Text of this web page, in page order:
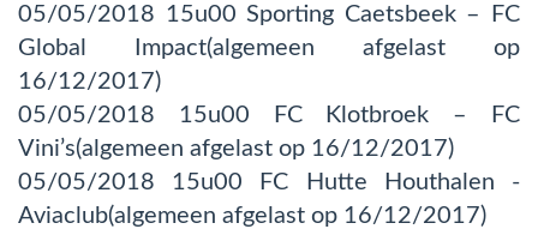
05/05/2018 15u00 Sporting Caetsbeek – FC
Global Impact(algemeen afgelast op
16/12/2017)
05/05/2018 15u00 FC Klotbroek – FC
Vini’s(algemeen afgelast op 16/12/2017)
05/05/2018 15u00 FC Hutte Houthalen -
Aviaclub(algemeen afgelast op 16/12/2017)